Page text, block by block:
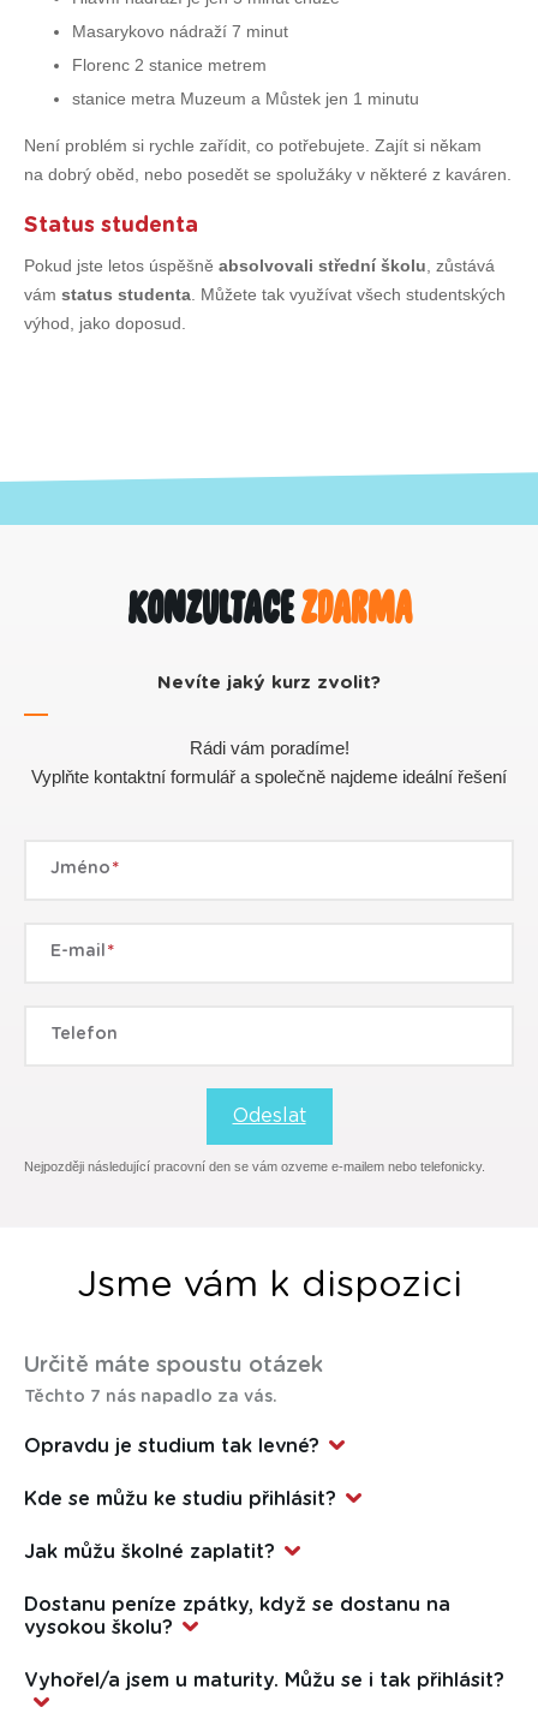
Masarykovo nádraží 7 minut
Florenc 2 stanice metrem
stanice metra Muzeum a Můstek jen 1 minutu
Není problém si rychle zařídit, co potřebujete. Zajít si někam
na dobrý oběd, nebo posedět se spolužáky v některé z kaváren.
Status studenta
Pokud jste letos úspěšně absolvovali střední školu , zůstává
vám status studenta . Můžete tak využívat všech studentských
výhod, jako doposud.
Konzultacezdarma
Nevíte jaký kurz zvolit?
Rádi vám poradíme!
Vyplňte kontaktní formulář a společně najdeme ideální řešení
Jméno
E-mail
Telefon
Odeslat
Nejpozději následující pracovní den se vám ozveme e-mailem nebo telefonicky.
Jsme vám k dispozici
Určitě máte spoustu otázek
Těchto 7 nás napadlo za vás.
Opravdu je studium tak levné?
Je. Žádné skryté náklady, žádné háčky. Razíme názor, že
studium by mělo být dostupné každému.
Kde se můžu ke studiu přihlásit?
online
Jak můžu školné zaplatit?
kartou přímo v IJV.
Dostanu peníze zpátky, když se dostanu na
vysokou školu?
Bez zbytečných odkladů! Pokud nám do 15. září předložíte
rozhodnutí děkana o přijetí, zaplacené školné vám vrátíme.
Vyhořel/a jsem u maturity. Můžu se i tak přihlásit?